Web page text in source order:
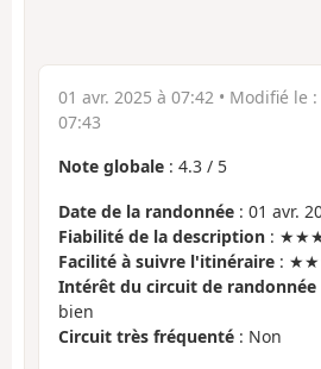
01 avr. 2025 à 07:42 • Modifié le :
07:43
Note globale : 4.3 / 5
Date de la randonnée : 01 avr.
Fiabilité de la description :
Facilité à suivre l'itinéraire :
Intérêt du circuit de randonnée
bien
Circuit très fréquenté : Non